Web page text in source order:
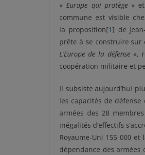
«Europe qui protège »
commune est visible
la proposition[1] de
prête à se construire sur
L’Europe de la défense»,
coopération militaire et
Il subsiste aujourd’hui
les capacités de défense
armées des 28
inégalités d’effectifs
Royaume-Uni 155 000 et
dépendance des armées